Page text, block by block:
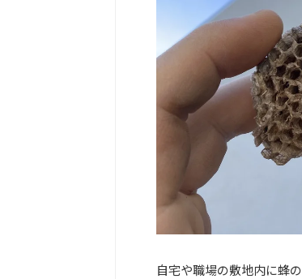
自宅や職場の敷地内に蜂